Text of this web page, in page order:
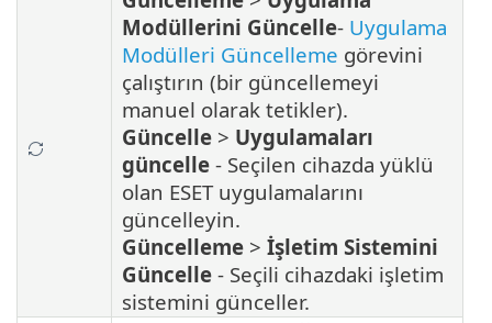
Modüllerini Güncelle- Uygulama
Modülleri Güncelleme görevini
çalıştırın (bir güncellemeyi
manuel olarak tetikler).
Güncelle > Uygulamaları
güncelle - Seçilen cihazda yüklü
olan ESET uygulamalarını
güncelleyin.
Güncelleme > İşletim Sistemini
Güncelle - Seçili cihazdaki işletim
sistemini günceller.